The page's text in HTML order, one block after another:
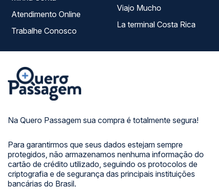
Na Quero Passagem sua compra é totalmente segura!
Para garantirmos que seus dados estejam sempre
protegidos, não armazenamos nenhuma informação do
cartão de crédito utilizado, seguindo os protocolos de
criptografia e de segurança das principais instituições
bancárias do Brasil.
Atendimento Online
Trabalhe Conosco
Viajo Mucho
La terminal Costa Rica